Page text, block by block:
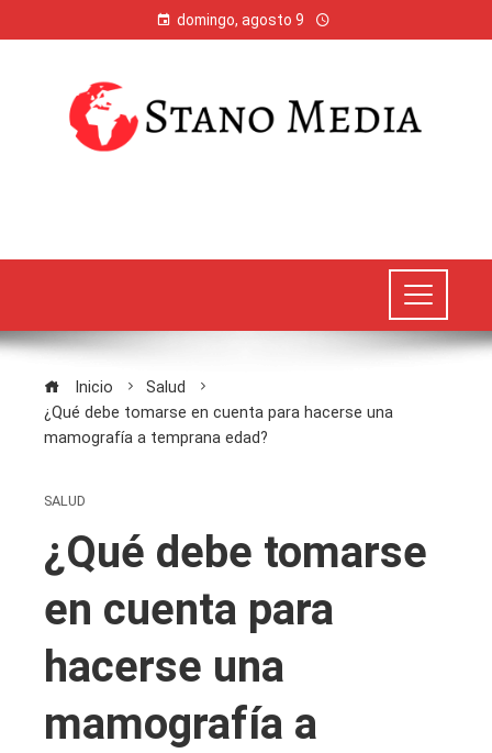
domingo, agosto 9
Inicio
Salud
¿Qué debe tomarse en cuenta para hacerse una
mamografía a temprana edad?
SALUD
¿Qué debe tomarse
en cuenta para
hacerse una
mamografía a